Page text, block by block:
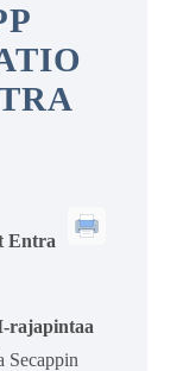
Entra
rajapintaa
Secappin